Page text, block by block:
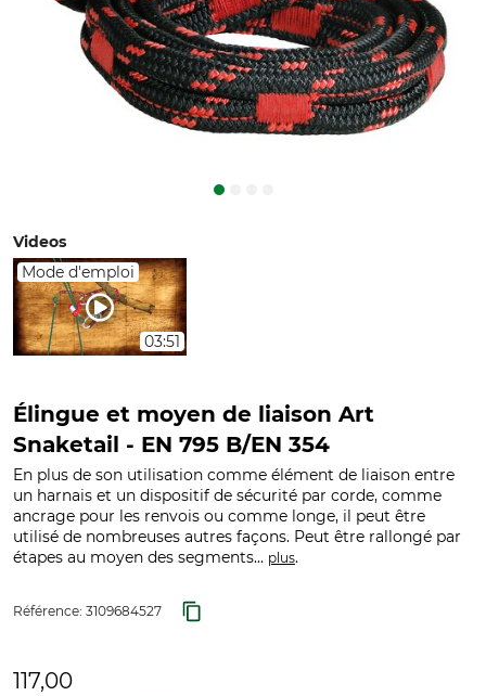
Videos
Mode d'emploi
03:51
Élingue et moyen de liaison Art
Snaketail - EN 795 B/EN 354
En plus de son utilisation comme élément de liaison entre
un harnais et un dispositif de sécurité par corde, comme
ancrage pour les renvois ou comme longe, il peut être
utilisé de nombreuses autres façons. Peut être rallongé par
étapes au moyen des segments... plus.
Référence: 3109684527
117,00